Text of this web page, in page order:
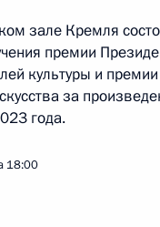
зале Кремля
премии
культуры и
за
года.
18:00